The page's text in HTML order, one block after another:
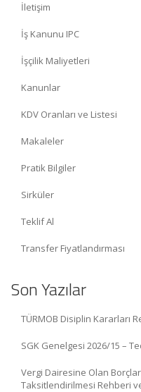
İletişim
İş Kanunu IPC
İşçilik Maliyetleri
Kanunlar
KDV Oranları ve Listesi
Makaleler
Pratik Bilgiler
Sirküler
Teklif Al
Transfer Fiyatlandırması
Son Yazılar
TÜRMOB Disiplin Kararları
SGK Genelgesi 2026/15 –
Vergi Dairesine Olan
Taksitlendirilmesi Rehberi